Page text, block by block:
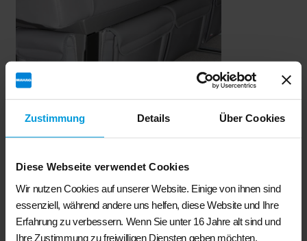
Zustimmung Details Über Cookies
Diese Webseite verwendet Cookies
Wir nutzen Cookies auf unserer Website. Einige von ihnen sind
essenziell, während andere uns helfen, diese Website und Ihre
Erfahrung zu verbessern. Wenn Sie unter 16 Jahre alt sind und
Ihre Zustimmung zu freiwilligen Diensten geben möchten,
In den Warenkorb